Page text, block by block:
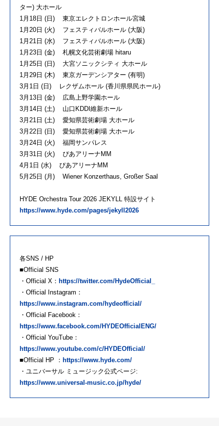
ター) 大ホール
1月18日 (日) 東京エレクトロンホール宮城
1月20日 (火) フェスティバルホール (大阪)
1月21日 (水) フェスティバルホール (大阪)
1月23日 (金) 札幌文化芸術劇場 hitaru
1月25日 (日) 大宮ソニックシティ 大ホール
1月29日 (木) 東京ガーデンシアター (有明)
3月1日 (日) レクザムホール (香川県県⺠ホール)
3月13日 (金) 広島上野学園ホール
3月14日 (土) 山口KDDI維新ホール
3月21日 (土) 愛知県芸術劇場 大ホール
3月22日 (日) 愛知県芸術劇場 大ホール
3月24日 (火) 福岡サンパレス
3月31日 (火) ぴあアリーナMM
4月1日 (水) ぴあアリーナMM
5月25日 (月) Wiener Konzerthaus, Großer Saal
HYDE Orchestra Tour 2026 JEKYLL 特設サイト
https://www.hyde.com/pages/jekyll2026
各SNS / HP
■Official SNS
・Official X： https://twitter.com/HydeOfficial_
・Official Instagram：
https://www.instagram.com/hydeofficial/
・Official Facebook：
https://www.facebook.com/HYDEOfficialENG/
・Official YouTube：
https://www.youtube.com/c/HYDEOfficial/
■Official HP ： https://www.hyde.com/
・ユニバーサル ミュージック公式ページ:
https://www.universal-music.co.jp/hyde/